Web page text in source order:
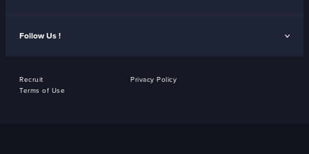
Follow Us !
Recruit
Privacy Policy
Terms of Use